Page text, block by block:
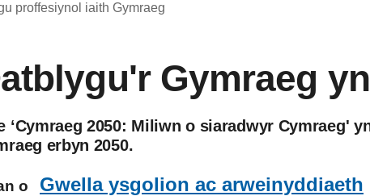
proffesiynol iaith Gymraeg
Gymraeg
‘Cymraeg 2050: Miliwn o siaradwyr Cymraeg'
erbyn 2050.
o Gwella ysgolion ac arweinyddiaeth